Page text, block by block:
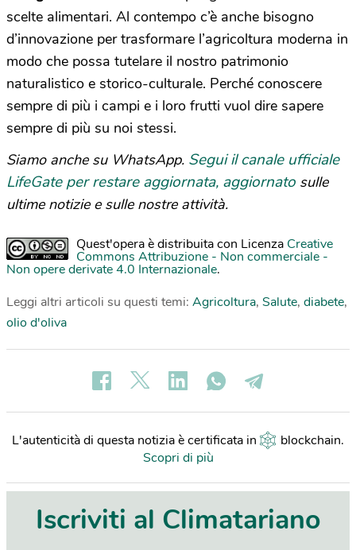
scelte alimentari. Al contempo c’è anche bisogno
d’innovazione per trasformare l’agricoltura moderna in
modo che possa tutelare il nostro patrimonio
naturalistico e storico-culturale. Perché conoscere
sempre di più i campi e i loro frutti vuol dire sapere
sempre di più su noi stessi.
Siamo anche su WhatsApp. Segui il canale ufficiale
LifeGate per restare aggiornata, aggiornato sulle
ultime notizie e sulle nostre attività.
Quest'opera è distribuita con Licenza Creative
Commons Attribuzione - Non commerciale -
Non opere derivate 4.0 Internazionale.
Leggi altri articoli su questi temi: Agricoltura, Salute, diabete,
olio d'oliva
L'autenticità di questa notizia è certificata in blockchain.
Scopri di più
Iscriviti al Climatariano